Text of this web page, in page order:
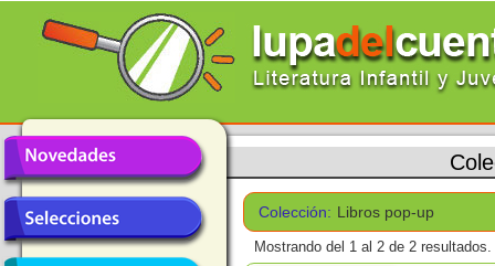
Colección: Libros pop-up
Mostrando del 1 al 2 de 2 resultados.